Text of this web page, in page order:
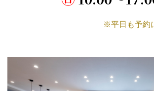
※平日も予約